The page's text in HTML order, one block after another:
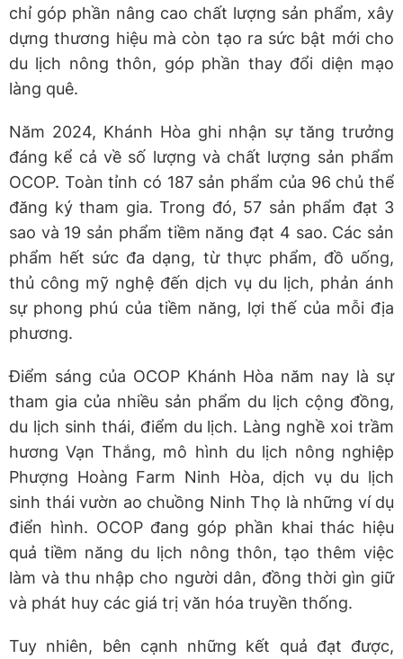
chỉ góp phần nâng cao chất lượng sản phẩm, xây
dựng thương hiệu mà còn tạo ra sức bật mới cho
du lịch nông thôn, góp phần thay đổi diện mạo
làng quê.
Năm 2024, Khánh Hòa ghi nhận sự tăng trưởng
đáng kể cả về số lượng và chất lượng sản phẩm
OCOP. Toàn tỉnh có 187 sản phẩm của 96 chủ thể
đăng ký tham gia. Trong đó, 57 sản phẩm đạt 3
sao và 19 sản phẩm tiềm năng đạt 4 sao. Các sản
phẩm hết sức đa dạng, từ thực phẩm, đồ uống,
thủ công mỹ nghệ đến dịch vụ du lịch, phản ánh
sự phong phú của tiềm năng, lợi thế của mỗi địa
phương.
Điểm sáng của OCOP Khánh Hòa năm nay là sự
tham gia của nhiều sản phẩm du lịch cộng đồng,
du lịch sinh thái, điểm du lịch. Làng nghề xoi trầm
hương Vạn Thắng, mô hình du lịch nông nghiệp
Phượng Hoàng Farm Ninh Hòa, dịch vụ du lịch
sinh thái vườn ao chuồng Ninh Thọ là những ví dụ
điển hình. OCOP đang góp phần khai thác hiệu
quả tiềm năng du lịch nông thôn, tạo thêm việc
làm và thu nhập cho người dân, đồng thời gìn giữ
và phát huy các giá trị văn hóa truyền thống.
Tuy nhiên, bên cạnh những kết quả đạt được,